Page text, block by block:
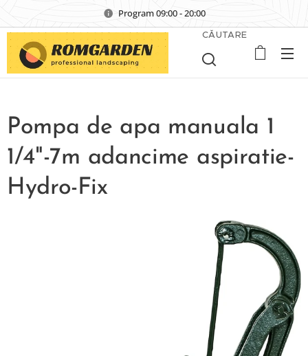
Program 09:00 - 20:00
CĂUTARE
Pompa de apa manuala 1
1/4"-7m adancime aspiratie-
Hydro-Fix